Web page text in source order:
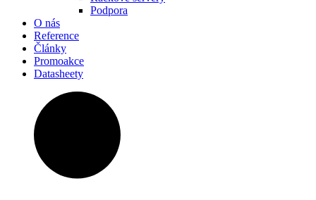
Podpora
O nás
Reference
Články
Promoakce
Datasheety